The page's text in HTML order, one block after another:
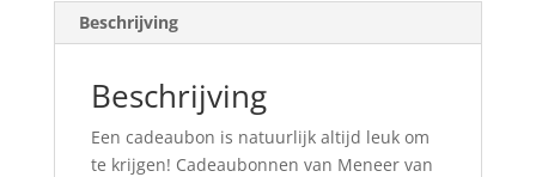
Beschrijving
Beschrijving
Een cadeaubon is natuurlijk altijd leuk om
te krijgen! Cadeaubonnen van Meneer van